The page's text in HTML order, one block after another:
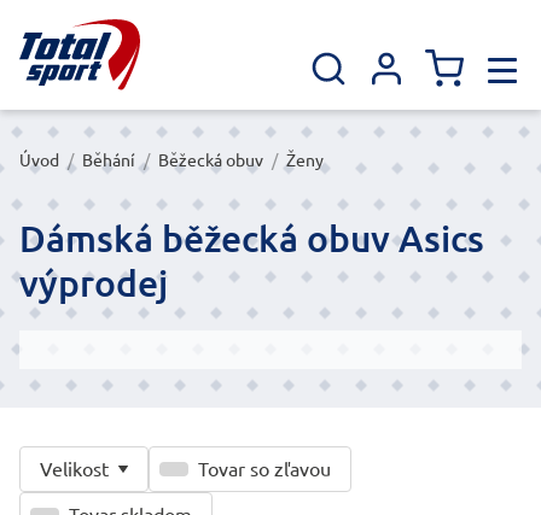
Úvod / Běhání / Běžecká obuv / Ženy
Dámská běžecká obuv Asics
výprodej
Velikost Tovar so zľavou